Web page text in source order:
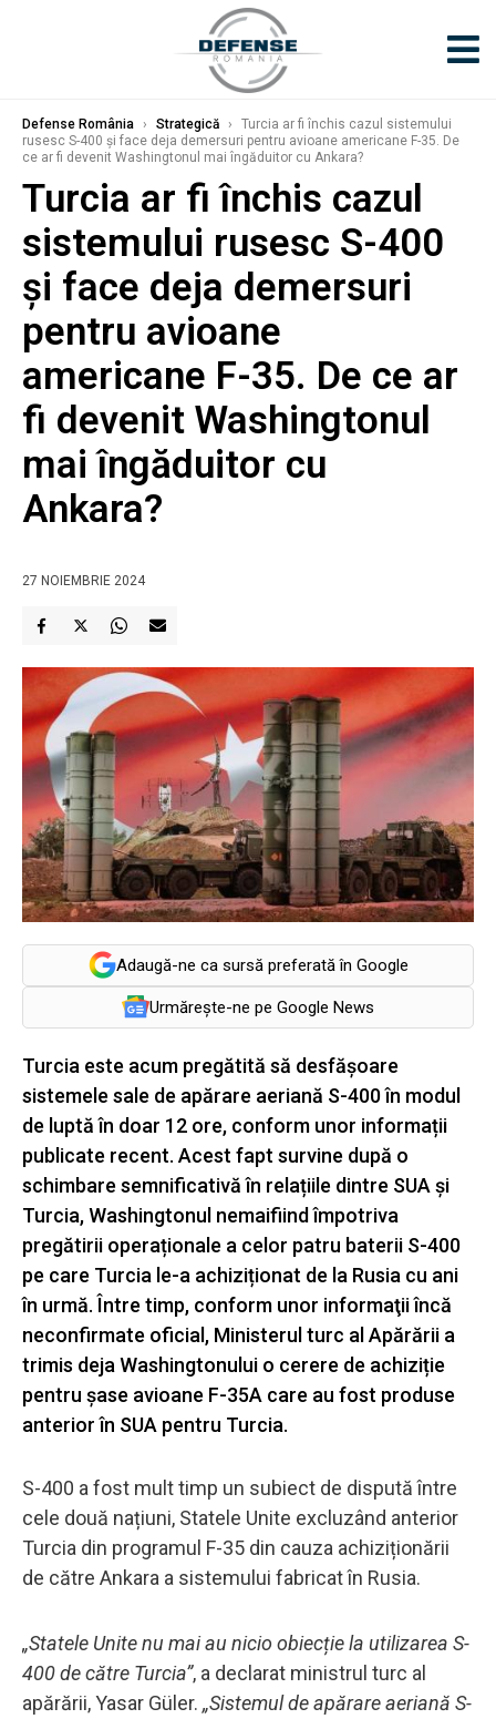
Defense România › Strategică ›
Turcia ar fi închis cazul sistemului
rusesc S-400 şi face deja demersuri pentru avioane americane F-35. De
ce ar fi devenit Washingtonul mai îngăduitor cu Ankara?
Turcia ar fi închis cazul
sistemului rusesc S-400
şi face deja demersuri
pentru avioane
americane F-35. De ce ar
fi devenit Washingtonul
mai îngăduitor cu
Ankara?
27 NOIEMBRIE 2024
Adaugă-ne ca sursă preferată în Google
Urmărește-ne pe Google News
Turcia este acum pregătită să desfășoare
sistemele sale de apărare aeriană S-400 în modul
de luptă în doar 12 ore, conform unor informații
publicate recent. Acest fapt survine după o
schimbare semnificativă în relațiile dintre SUA și
Turcia, Washingtonul nemaifiind împotriva
pregătirii operaționale a celor patru baterii S-400
pe care Turcia le-a achiziționat de la Rusia cu ani
în urmă. Între timp, conform unor informaţii încă
neconfirmate oficial, Ministerul turc al Apărării a
trimis deja Washingtonului o cerere de achiziție
pentru șase avioane F-35A care au fost produse
anterior în SUA pentru Turcia.
S-400 a fost mult timp un subiect de dispută între
cele două națiuni, Statele Unite excluzând anterior
Turcia din programul F-35 din cauza achiziționării
de către Ankara a sistemului fabricat în Rusia.
„Statele Unite nu mai au nicio obiecție la utilizarea S-
400 de către Turcia”, a declarat ministrul turc al
apărării, Yasar Güler. „Sistemul de apărare aeriană S-